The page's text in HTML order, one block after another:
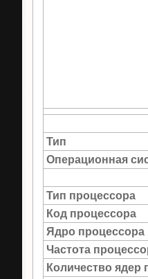
Тип
Операционная
Тип процессора
Код процессора
Ядро процессора
Частота
Количество ядер